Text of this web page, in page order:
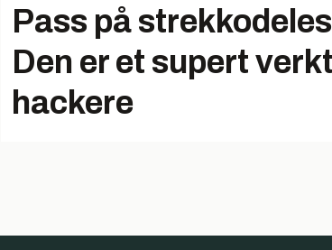
Pass på
Den er et supert
hackere